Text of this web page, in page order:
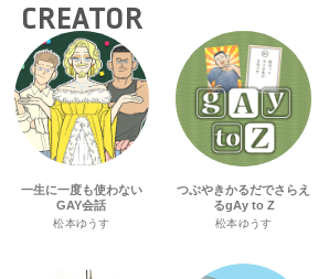
CREATOR
一生に一度も使わない
GAY会話
松本ゆうす
つぶやきかるだでさらえ
るgAy to Z
松本ゆうす